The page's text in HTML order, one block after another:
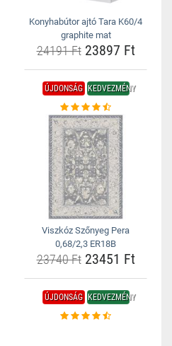
Konyhabútor ajtó Tara K60/4
graphite mat
24191 Ft23897 Ft
ÚJDONSÁG KEDVEZMÉNY
Viszkóz Szőnyeg Pera
0,68/2,3 ER18B
23740 Ft23451 Ft
ÚJDONSÁG KEDVEZMÉNY